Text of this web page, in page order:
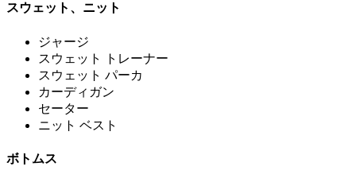
スウェット、ニット
ジャージ
スウェット トレーナー
スウェット パーカ
カーディガン
セーター
ニット ベスト
ボトムス